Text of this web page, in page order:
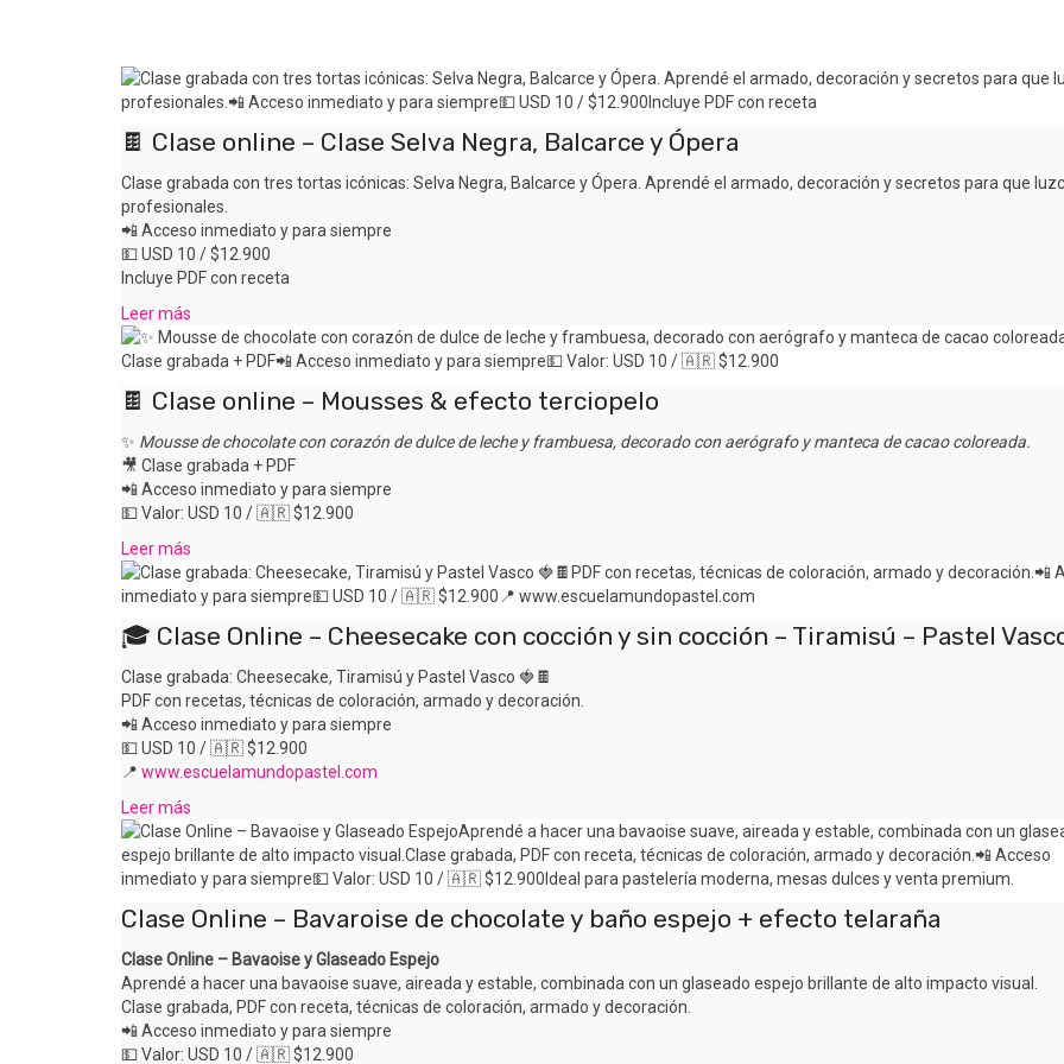
🍫 Clase online – Clase Selva Negra, Balcarce y Ópera
Clase grabada con tres tortas icónicas: Selva Negra, Balcarce y Ópera. Aprendé el armado, decoración y secretos para que
profesionales.
📲 Acceso inmediato y para siempre
💵 USD 10 / $12.900
Incluye PDF con receta
Leer más
🍫 Clase online – Mousses & efecto terciopelo
✨ Mousse de chocolate con corazón de dulce de leche y frambuesa, decorado con aerógrafo y manteca de cacao coloreada.
🎥 Clase grabada + PDF
📲 Acceso inmediato y para siempre
💵 Valor: USD 10 / 🇦🇷 $12.900
Leer más
🎓 Clase Online – Cheesecake con cocción y sin cocción – Tiramisú – Pastel
Clase grabada: Cheesecake, Tiramisú y Pastel Vasco 🍓🍫
PDF con recetas, técnicas de coloración, armado y decoración.
📲 Acceso inmediato y para siempre
💵 USD 10 / 🇦🇷 $12.900
📍 www.escuelamundopastel.com
Leer más
Clase Online – Bavaroise de chocolate y baño espejo + efecto telaraña
Clase Online – Bavaoise y Glaseado Espejo
Aprendé a hacer una bavaoise suave, aireada y estable, combinada con un glaseado espejo brillante de alto impacto visual.
Clase grabada, PDF con receta, técnicas de coloración, armado y decoración.
📲 Acceso inmediato y para siempre
💵 Valor: USD 10 / 🇦🇷 $12.900